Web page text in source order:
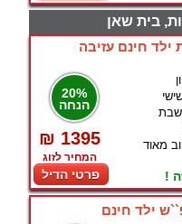
בית שאן
ילד חינם עזיבה
20%
הנחה
₪ 1395
המחיר לזוג
פרטי הדיל
מאוד